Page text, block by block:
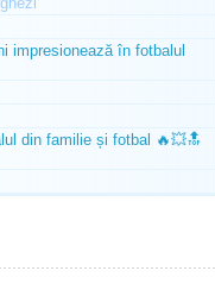
impresionează în fotbalul
din familie și fotbal 🔥💥🔝